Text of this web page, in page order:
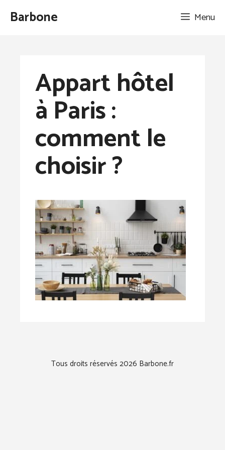
AllerBarbone Menu
Appart hôtel
à Paris :
comment le
choisir ?
Tous droits réservés 2026 Barbone.fr